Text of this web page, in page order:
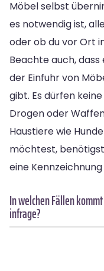
Möbel selbst
es notwendig ist,
oder ob du vor Ort
Beachte auch,
der Einfuhr von
gibt. Es dürfen
Drogen oder
Haustiere wie
möchtest,
eine
In welchen Fällen
infrage?